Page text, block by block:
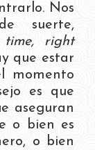
Nos
suerte,
right
que estar
momento
es que
aseguran
o bien es
o bien